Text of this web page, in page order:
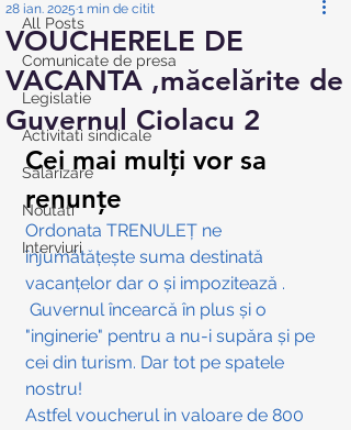
All Posts
Comunicate de presa
Legislatie
Activitati sindicale
Salarizare
Noutati
Interviuri
VOUCHERELE DE
VACANTA ,măcelărite de
Guvernul Ciolacu 2
28 ian. 2025 1 min de citit
Cei mai mulți vor sa
renunțe
Ordonata TRENULEȚ ne
înjumătățește suma destinată
vacanțelor dar o și impozitează .
Guvernul încearcă în plus și o
"inginerie" pentru a nu-i supăra și pe
cei din turism. Dar tot pe spatele
nostru!
Astfel voucherul in valoare de 800